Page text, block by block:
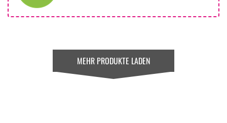
MEHR PRODUKTE LADEN